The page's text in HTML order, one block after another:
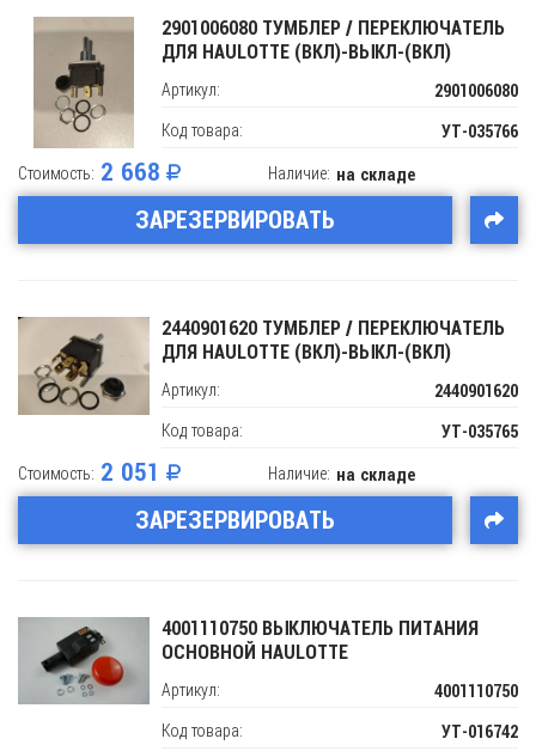
2901006080 ТУМБЛЕР / ПЕРЕКЛЮЧАТЕЛЬ
ДЛЯ HAULOTTE (ВКЛ)-ВЫКЛ-(ВКЛ)
Артикул:
2901006080
Код товара: УТ-035766
Стоимость: 2 668
ЗАРЕЗЕРВИРОВАТЬ
Наличие: на складе
2440901620 ТУМБЛЕР / ПЕРЕКЛЮЧАТЕЛЬ
ДЛЯ HAULOTTE (ВКЛ)-ВЫКЛ-(ВКЛ)
Артикул:
2440901620
Код товара: УТ-035765
Стоимость: 2 051
ЗАРЕЗЕРВИРОВАТЬ
Наличие: на складе
4001110750 ВЫКЛЮЧАТЕЛЬ ПИТАНИЯ
ОСНОВНОЙ HAULOTTE
Артикул:
4001110750
Код товара: УТ-016742